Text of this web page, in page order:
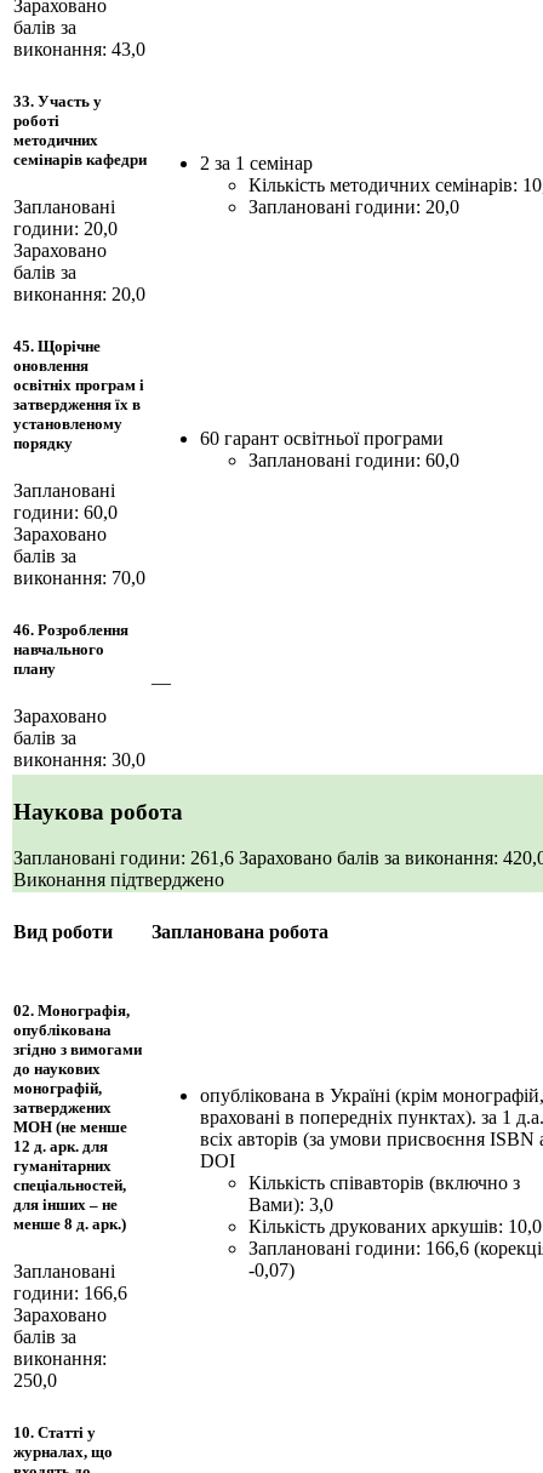
Зараховано
балів за
виконання: 43,0
33. Участь у
роботі
методичних
семінарів кафедри
Заплановані
години: 20,0
Зараховано
балів за
виконання: 20,0
2 за 1 семінар
Кількість методичних семінарів:
Заплановані години: 20,0
45. Щорічне
оновлення
освітніх програм і
затвердження їх в
установленому
порядку
Заплановані
години: 60,0
Зараховано
балів за
виконання: 70,0
60 гарант освітньої програми
Заплановані години: 60,0
46. Розроблення
навчального
плану
Зараховано
балів за
виконання: 30,0
—
Наукова робота
Заплановані години: 261,6 Зараховано балів за виконання:
Виконання підтверджено
Вид роботи Запланована робота
02. Монографія,
опублікована
згідно з вимогами
до наукових
монографій,
затверджених
МОН (не менше
12 д. арк. для
гуманітарних
спеціальностей,
для інших – не
менше 8 д. арк.)
Заплановані
години: 166,6
Зараховано
балів за
виконання:
250,0
опублікована в Україні (крім
враховані в попередніх пунктах). за 1
всіх авторів (за умови присвоєння ISBN
DOI
Кількість співавторів (включно з
Вами): 3,0
Кількість друкованих аркушів: 10,0
Заплановані години: 166,6
-0,07)
10. Статті у
журналах, що